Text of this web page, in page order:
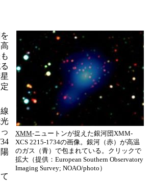
XMM-ニュートンが捉えた銀河団XMM-
XCS 2215-1734の画像。銀河（赤）が高温
のガス（青）で包まれている。クリックで
拡大（提供：European Southern Observatory
Imaging Survey; NOAO/photo）